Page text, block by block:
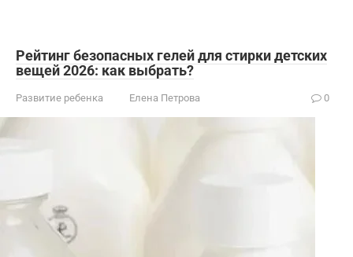
Рейтинг безопасных гелей для стирки детских
вещей 2026: как выбрать?
Развитие ребенка Елена Петрова 0